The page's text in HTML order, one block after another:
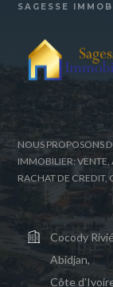
SAGESSE
NOUS PROPOSONS
IMMOBILIER:
RACHAT DE CREDIT,
Cocody
Abidjan,
Côte